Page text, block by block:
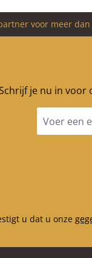
voor meer
je nu in
mailadres
u dat u onze